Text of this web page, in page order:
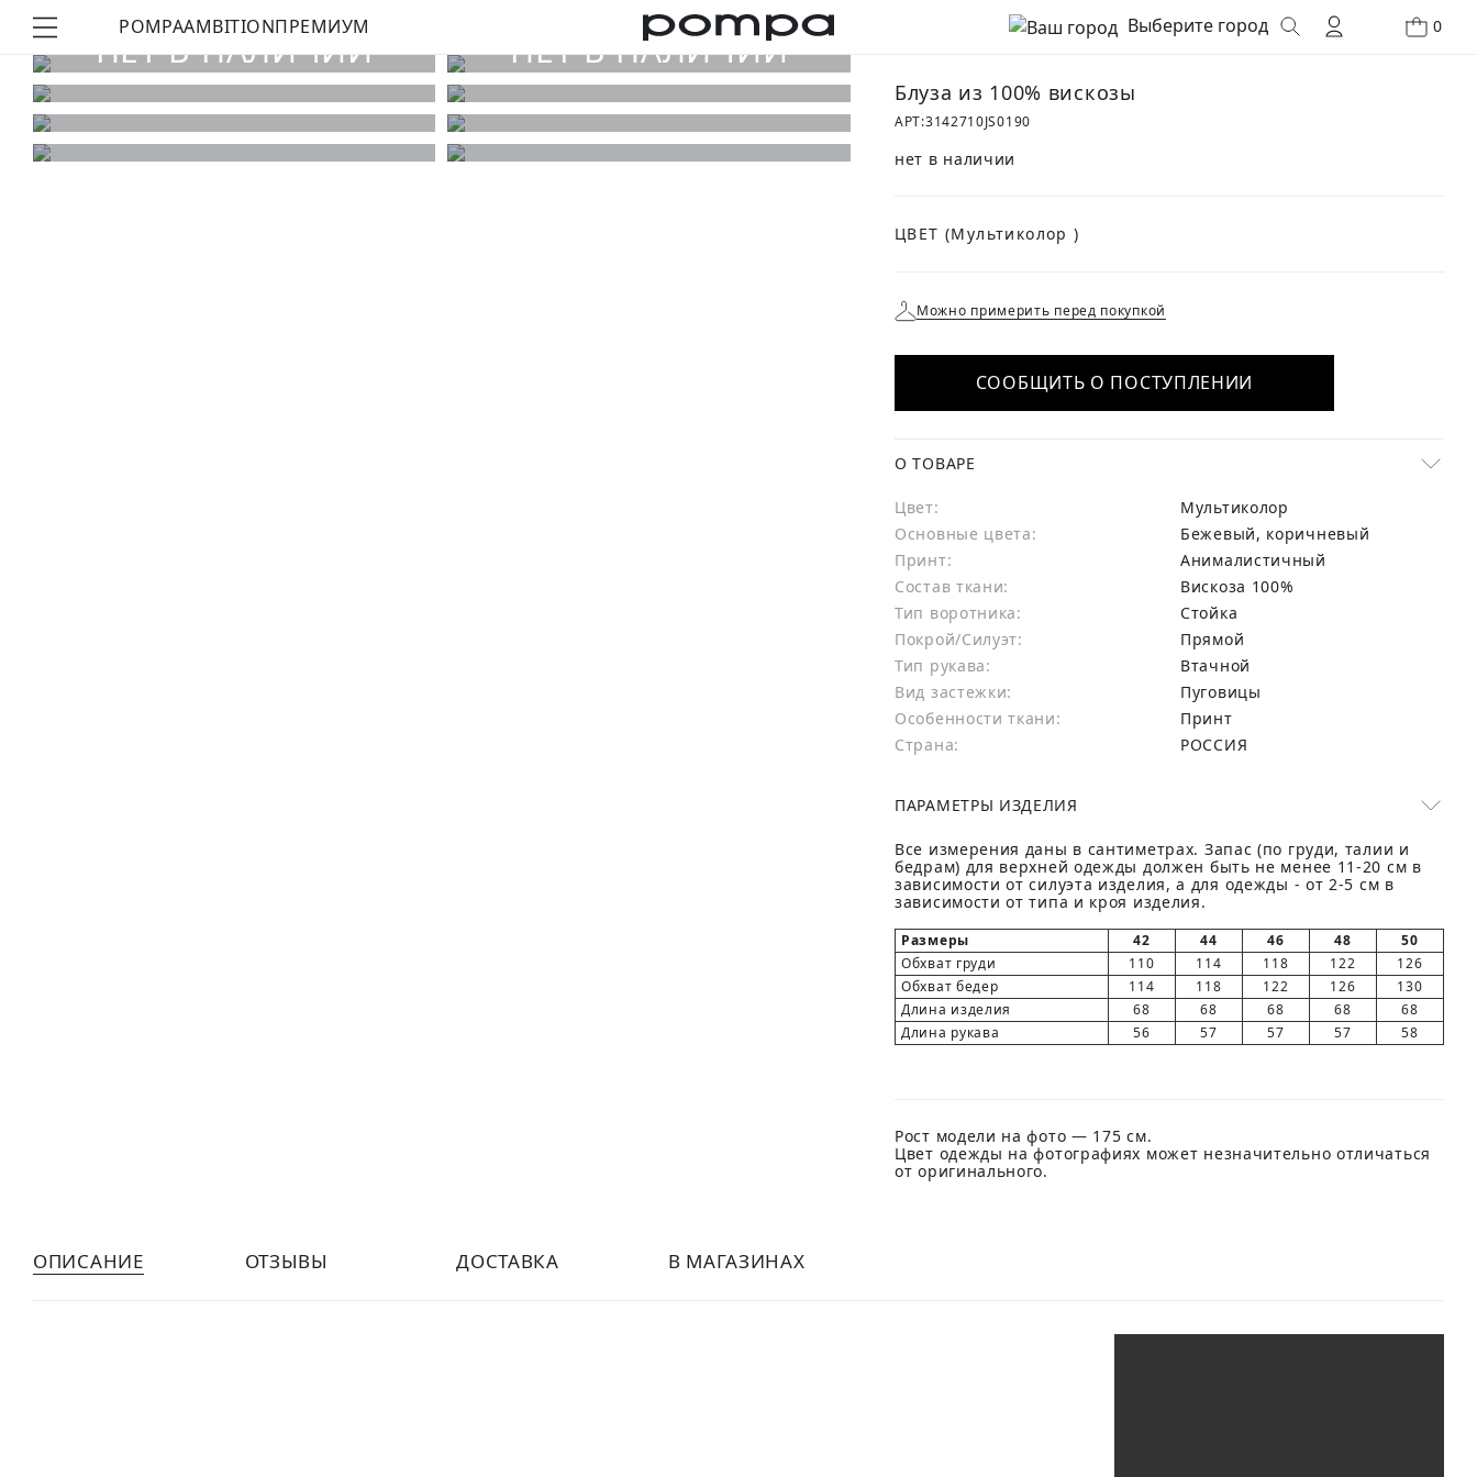
POMPAAMBITIONПРЕМИУМ Выберите город 0
Блуза из 100% вискозы
АРТ:3142710JS0190
нет в наличии
ЦВЕТ (Мультиколор )
Можно примерить перед покупкой
СООБЩИТЬ О ПОСТУПЛЕНИИ
О ТОВАРЕ
Цвет:
Мультиколор
Основные цвета:
бежевый, коричневый
Принт:
Анималистичный
Состав ткани:
вискоза 100%
Тип воротника:
Стойка
Покрой/Силуэт:
Прямой
Тип рукава:
Втачной
Вид застежки:
Пуговицы
Особенности ткани:
Принт
Страна:
РОССИЯ
ПАРАМЕТРЫ ИЗДЕЛИЯ
Все измерения даны в сантиметрах. Запас (по груди, талии и
бедрам) для верхней одежды должен быть не менее 11-20 см в
зависимости от силуэта изделия, а для одежды - от 2-5 см в
зависимости от типа и кроя изделия.
Размеры 42 44 46 48
50
Обхват груди
110 114 118 122
126
Обхват бедер
114 118 122 126
130
Длина изделия
68 68 68 68
68
Длина рукава
56 57 57 57 58
Рост модели на фото — 175 см.
Цвет одежды на фотографиях может незначительно отличаться
от оригинального.
ОПИСАНИЕ ОТЗЫВЫ ДОСТАВКА В МАГАЗИНАХ